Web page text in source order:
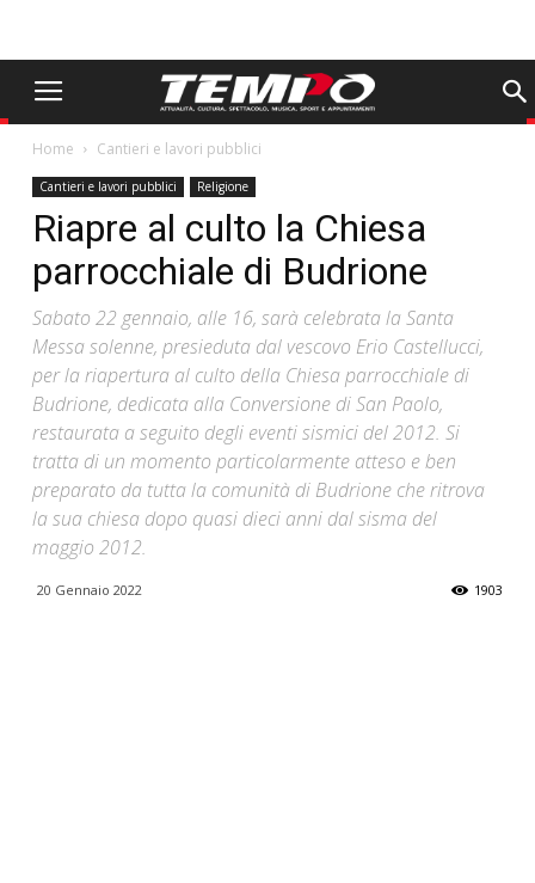
Home Cantieri e lavori pubblici
Cantieri e lavori pubblici Religione
Riapre al culto la Chiesa
parrocchiale di Budrione
Sabato 22 gennaio, alle 16, sarà celebrata la Santa
Messa solenne, presieduta dal vescovo Erio Castellucci,
per la riapertura al culto della Chiesa parrocchiale di
Budrione, dedicata alla Conversione di San Paolo,
restaurata a seguito degli eventi sismici del 2012. Si
tratta di un momento particolarmente atteso e ben
preparato da tutta la comunità di Budrione che ritrova
la sua chiesa dopo quasi dieci anni dal sisma del
maggio 2012.
20 Gennaio 2022 1903